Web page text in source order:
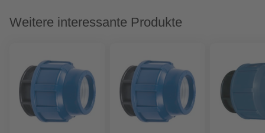
Weitere interessante Produkte